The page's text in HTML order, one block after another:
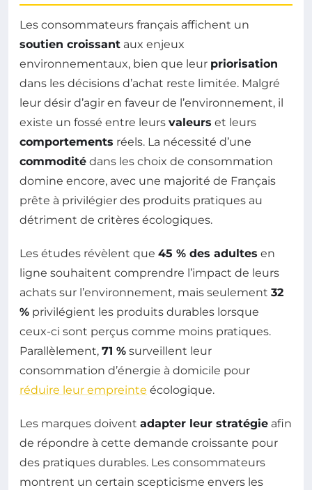
Les consommateurs français affichent un
soutien croissant aux enjeux
environnementaux, bien que leur priorisation
dans les décisions d’achat reste limitée. Malgré
leur désir d’agir en faveur de l’environnement, il
existe un fossé entre leurs valeurs et leurs
comportements réels. La nécessité d’une
commodité dans les choix de consommation
domine encore, avec une majorité de Français
prête à privilégier des produits pratiques au
détriment de critères écologiques.
Les études révèlent que 45 % des adultes en
ligne souhaitent comprendre l’impact de leurs
achats sur l’environnement, mais seulement 32
% privilégient les produits durables lorsque
ceux-ci sont perçus comme moins pratiques.
Parallèlement, 71 % surveillent leur
consommation d’énergie à domicile pour
réduire leur empreinte écologique.
Les marques doivent adapter leur stratégie afin
de répondre à cette demande croissante pour
des pratiques durables. Les consommateurs
montrent un certain scepticisme envers les